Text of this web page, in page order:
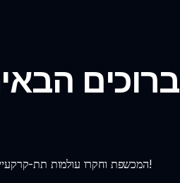
ברוכים
צללו אל חווית ה-Sprunki Sepluinkging המכשפת וחקרו עולמות תת-קרקעיים. שחקו במוד הייחודי עכשיו ושחררו את היצירתיות שלכם!